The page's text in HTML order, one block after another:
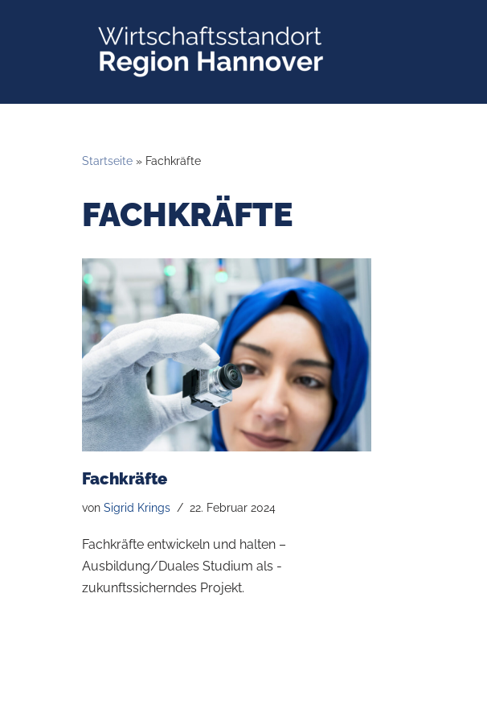
Startseite » Fachkräfte
FACHKRÄFTE
Fachkräfte
von Sigrid Krings 22. Februar 2024
Fachkräfte entwickeln und ­halten –
Ausbildung/Duales Studium als ­
zukunftssicherndes Projekt.